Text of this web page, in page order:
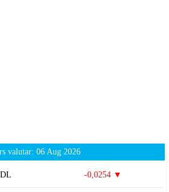
valutar: 06 Aug 2026
-0,0254 ▼